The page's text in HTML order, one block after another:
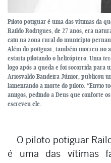
Piloto potiguar é uma das vítimas da
Raildo Rodrigues, de 27 anos, era
caiu na zona rural do município
Além do potiguar, também morreu no
estaria pilotando o helicóptero. Uma
logo após a queda e foi socorrida para
Ariosvaldo Bandeira Júnior, publicou
lamentando a morte do piloto. “Envio
amigos, pedindo a Deus que conforte
escreveu ele.
O piloto potiguar
é uma das vítimas